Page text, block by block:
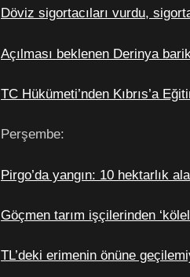
Döviz sigortacıları vurdu,
Açılması beklenen Derinya
TC Hükümeti’nden Kıbrıs’a
Perşembe:
Pirgo’da yangın: 10 hektarlık
Göçmen tarım işçilerinden
TL’deki erimenin önüne